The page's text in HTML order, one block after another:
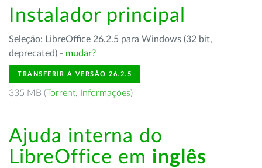
Instalador principal
Seleção: LibreOffice 26.2.5 para Windows (32 bit,
deprecated) - mudar?
TRANSFERIR A VERSÃO 26.2.5
335 MB (Torrent, Informações)
Ajuda interna do
LibreOffice em inglês